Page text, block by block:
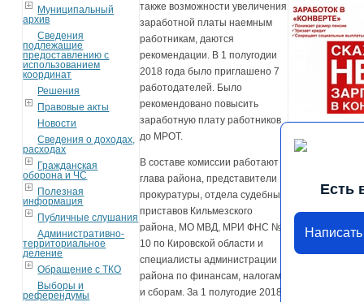
Муниципальный
архив
Сведения
подлежащие
предоставлению с
использованием
координат
Решения
Правовые акты
Новости
Сведения о доходах,
расходах
Гражданская
оборона и ЧС
Полезная
информация
Публичные слушания
Административно-
территориальное
деление
Обращение с ТКО
Выборы и
референдумы
также возможности увеличения
заработной платы наемным
работникам, даются
рекомендации. В 1 полугодии
2018 года было приглашено 7
работодателей. Было
рекомендовано повысить
заработную плату работников
до МРОТ.
В составе комиссии работают
глава района, представители
прокуратуры, отдела судебных
приставов Кильмезского
района, МО МВД, МРИ ФНС №
10 по Кировской области и
специалисты администрации
района по финансам, налогам
и сборам. За 1 полугодие 2018
Есть